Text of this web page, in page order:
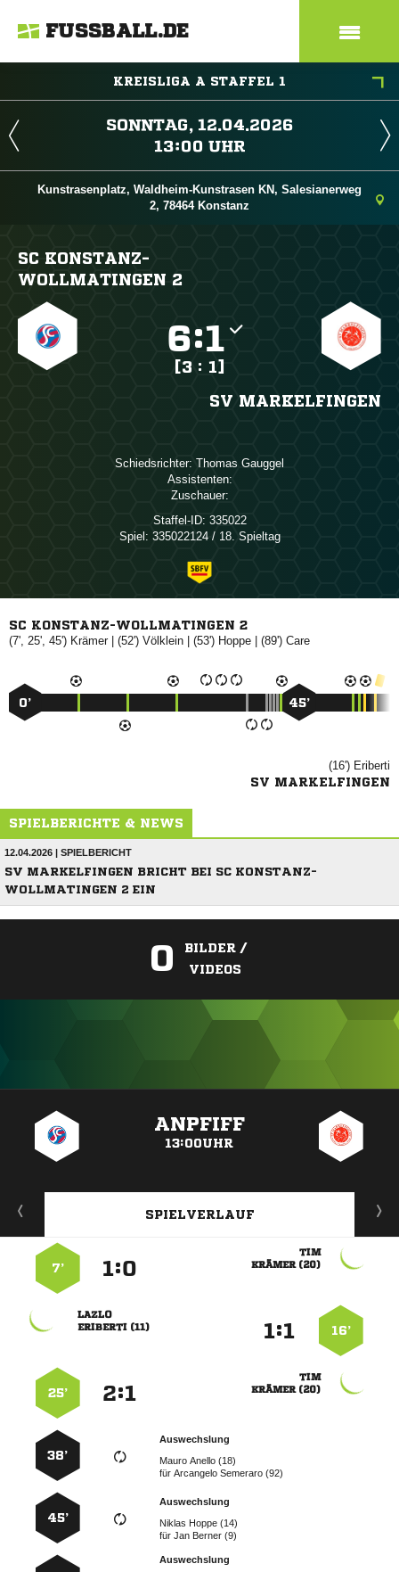
FUSSBALL.DE
KREISLIGA A STAFFEL 1
 
 
Kunstrasenplatz, Waldheim-Kunstrasen KN, Salesianerweg
2, 78464 Konstanz
SC KONSTANZ-
WOLLMATINGEN 2
:
[3 : 1]
SV MARKELFINGEN
Schiedsrichter:  
Assistenten:
Zuschauer:
Staffel-ID: 335022
Spiel: 335022124 / 18. Spieltag
SC KONSTANZ-WOLLMATINGEN 2
(7', 25', 45') | (52')  | (53')  | (89') 
0’ 45’
(16') 
SV MARKELFINGEN
SPIELBERICHTE & NEWS
12.04.2026 | SPIELBERICHT
SV MARKELFINGEN BRICHT BEI SC KONSTANZ-
WOLLMATINGEN 2 EIN
0
BILDER /
VIDEOS
ANPFIFF
13:00UHR
SPIELVERLAUF

 
:
7’
16’
:

 

 
:
25’
Auswechslung
  
für  
38’
Auswechslung
  
für  
45’
Auswechslung